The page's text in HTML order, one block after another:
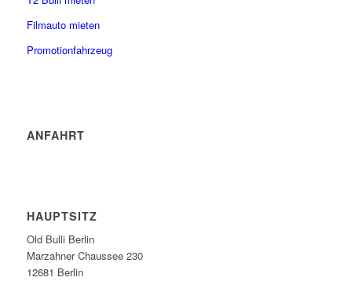
Filmauto mieten
Promotionfahrzeug
ANFAHRT
HAUPTSITZ
Old Bulli Berlin
Marzahner Chaussee 230
12681 Berlin